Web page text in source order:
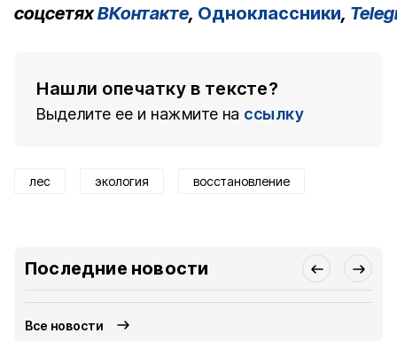
соцсетяхВКонтакте, Одноклассники,
Нашли опечатку в тексте?
Выделите ее и нажмите на ссылку
лес экология восстановление
Последние новости
Все новости